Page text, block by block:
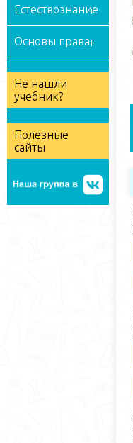
Естествознание
Основы права
Не нашли
учебник?
Полезные
сайты